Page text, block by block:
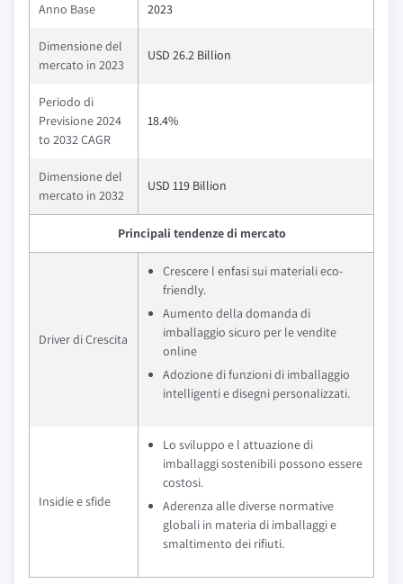
Anno Base 2023
Dimensione del
mercato in 2023
USD 26.2 Billion
Periodo di
Previsione 2024
to 2032 CAGR
18.4%
Dimensione del
mercato in 2032
USD 119 Billion
Principali tendenze di mercato
Driver di Crescita
Crescere l enfasi sui materiali eco-
friendly.
Aumento della domanda di
imballaggio sicuro per le vendite
online
Adozione di funzioni di imballaggio
intelligenti e disegni personalizzati.
Insidie e sfide
Lo sviluppo e l attuazione di
imballaggi sostenibili possono essere
costosi.
Aderenza alle diverse normative
globali in materia di imballaggi e
smaltimento dei rifiuti.